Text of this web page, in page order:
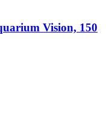
Vision, 150